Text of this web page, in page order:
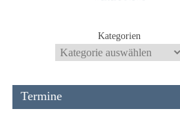
Kategorien
Termine